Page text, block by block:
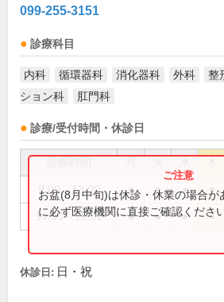
099-255-3151
診療科目
内科 循環器科 消化器科 外科 整
ション科
肛門科
診療/受付時間・休診日
9:00～13:00 ● ● ● ●
14:00～18:00 ● ● ● ●
お盆(8月中旬)は休診・休業の場合が
に必ず医療機関に直接ご確認ください
休診日: 日・祝